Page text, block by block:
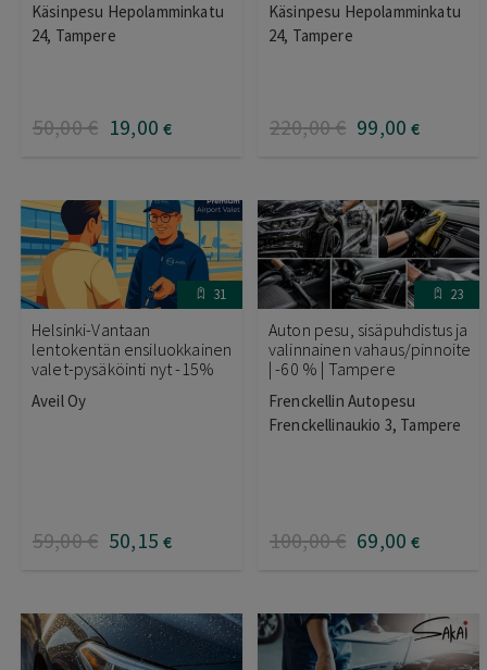
Käsinpesu Hepolamminkatu
24, Tampere
50,00€ 19,00 €
Käsinpesu Hepolamminkatu
24, Tampere
220,00€ 99,00 €
31
Helsinki-Vantaan
lentokentän ensiluokkainen
valet-pysäköinti nyt -15%
Aveil Oy
59,00€ 50,15 €
23
Auton pesu, sisäpuhdistus ja
valinnainen vahaus/pinnoite
| -60 % | Tampere
Frenckellin Autopesu
Frenckellinaukio 3, Tampere
100,00€ 69,00 €